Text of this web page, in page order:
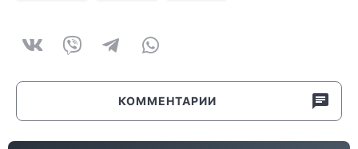
КОММЕНТАРИИ